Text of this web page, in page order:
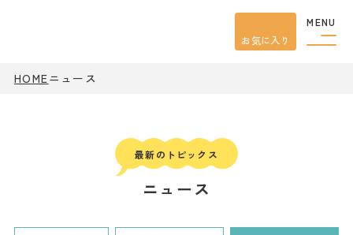
MENU
お気に入り
HOMEニュース
ニュース
グルメ
観光スポット
宿泊